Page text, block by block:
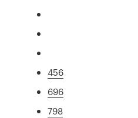
456
696
798